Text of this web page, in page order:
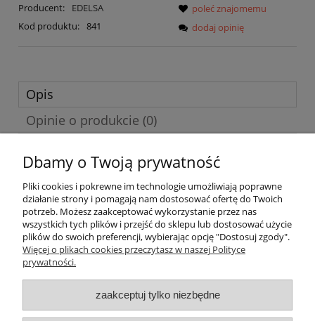
Producent:
EDELSA
Kod produktu: 841
poleć znajomemu
dodaj opinię
Opis
Opinie o produkcie (0)
EAN: 9788477117964
O nas
Płatności i dostawa
Moje konto
Dbamy o Twoją prywatność
Pliki cookies i pokrewne im technologie umożliwiają poprawne
działanie strony i pomagają nam dostosować ofertę do Twoich
potrzeb. Możesz zaakceptować wykorzystanie przez nas
wszystkich tych plików i przejść do sklepu lub dostosować użycie
plików do swoich preferencji, wybierając opcję "Dostosuj zgody".
Więcej o plikach cookies przeczytasz w naszej Polityce
prywatności.
zaakceptuj tylko niezbędne